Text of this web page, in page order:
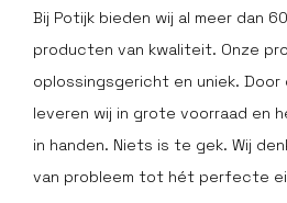
Bij Potijk bieden wij al meer dan
producten van kwaliteit. Onze
oplossingsgericht en uniek. Door
leveren wij in grote voorraad en
in handen. Niets is te gek. Wij
van probleem tot hét perfecte